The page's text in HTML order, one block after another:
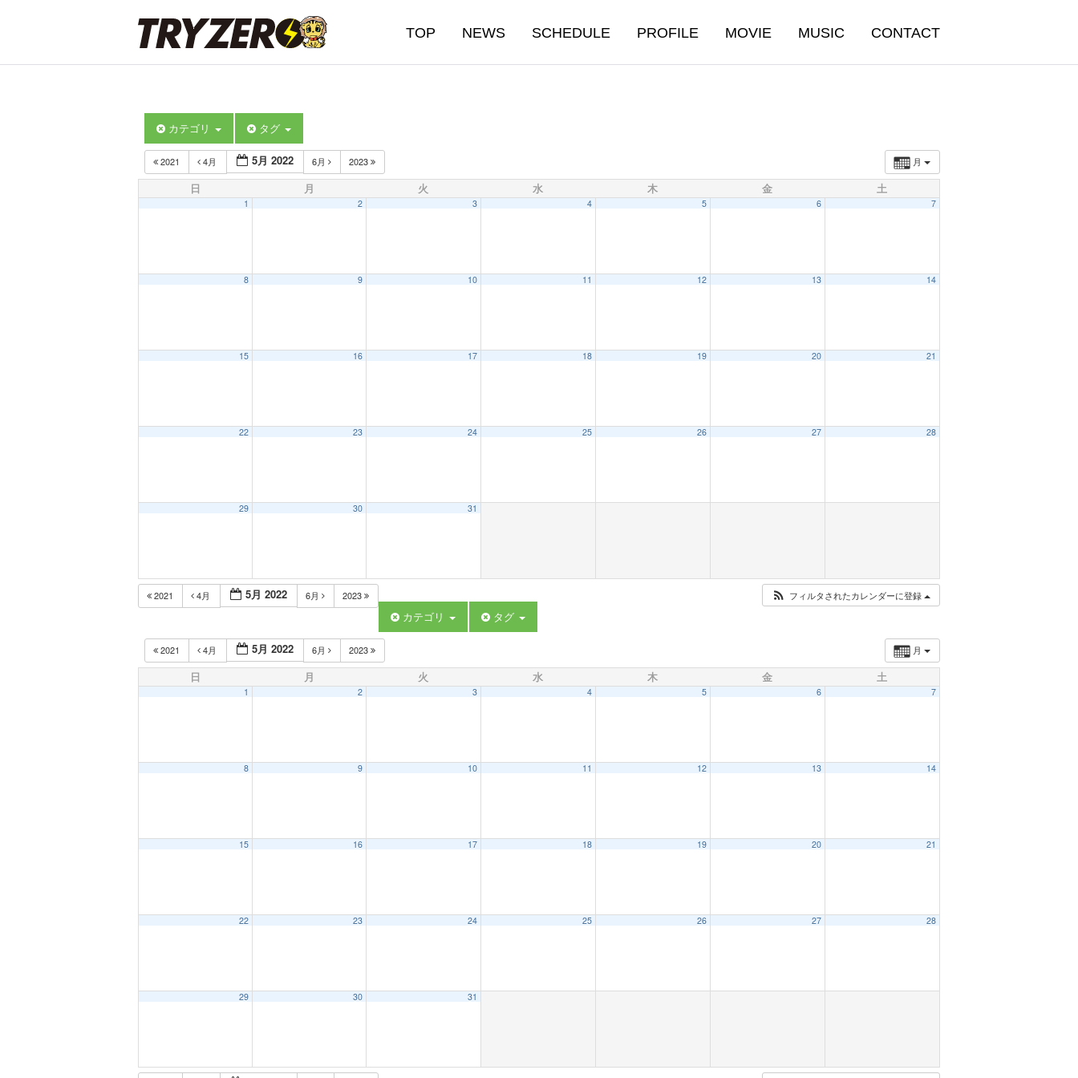
TOP NEWS SCHEDULE PROFILE MOVIE MUSIC CONTACT
カテゴリ タグ
月
2021 4月 5月 2022 6月 2023
日 月 火 水 木 金 土
1 2 3 4 5 6 7
8 9 10 11 12 13 14
15 16 17 18 19 20 21
22 23 24 25 26 27 28
29 30 31
2021 4月 5月 2022 6月 2023 フィルタされたカレンダーに登録
カテゴリ タグ
月
2021 4月 5月 2022 6月 2023
日 月 火 水 木 金 土
1 2 3 4 5 6 7
8 9 10 11 12 13 14
15 16 17 18 19 20 21
22 23 24 25 26 27 28
29 30 31